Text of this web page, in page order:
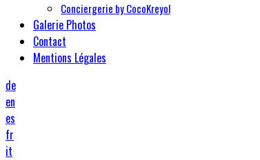
Conciergerie by CocoKreyol
Galerie Photos
Contact
Mentions Légales
de
en
es
fr
it